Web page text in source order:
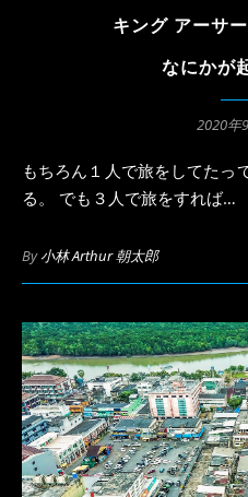
キング アーサ
なにかが
2020年
もちろん１人で旅をしてたって、予想だにしないことは起き
る。 でも３人で旅をすれば…
By小林 Arthur 朝太郎